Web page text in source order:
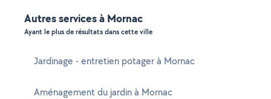
Autres services à Mornac
Ayant le plus de résultats dans cette ville
Jardinage - entretien potager à Mornac
Aménagement du jardin à Mornac